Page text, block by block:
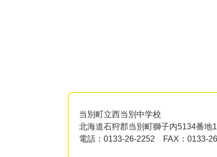
当別町立西当別中学校
北海道石狩郡当別町獅子内5134番地1
電話：0133-26-2252 FAX：0133-